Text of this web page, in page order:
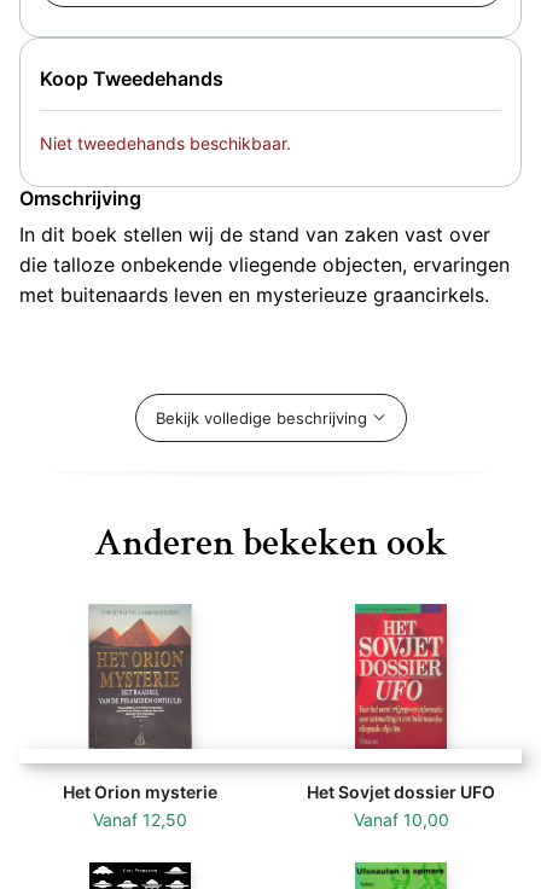
Koop Tweedehands
Niet tweedehands beschikbaar.
Omschrijving
In dit boek stellen wij de stand van zaken vast over
die talloze onbekende vliegende objecten, ervaringen
met buitenaards leven en mysterieuze graancirkels.
Natuurlijk komen er personen aan het woord over
waarnemingen en het beroemde Roswell-incident. Dit
Journalist en onderzoeker Robert Jan Blom
Bekijk volledige beschrijving
Anderen bekeken ook
Het Orion mysterie
Vanaf 12,50
Het Sovjet dossier UFO
Vanaf 10,00